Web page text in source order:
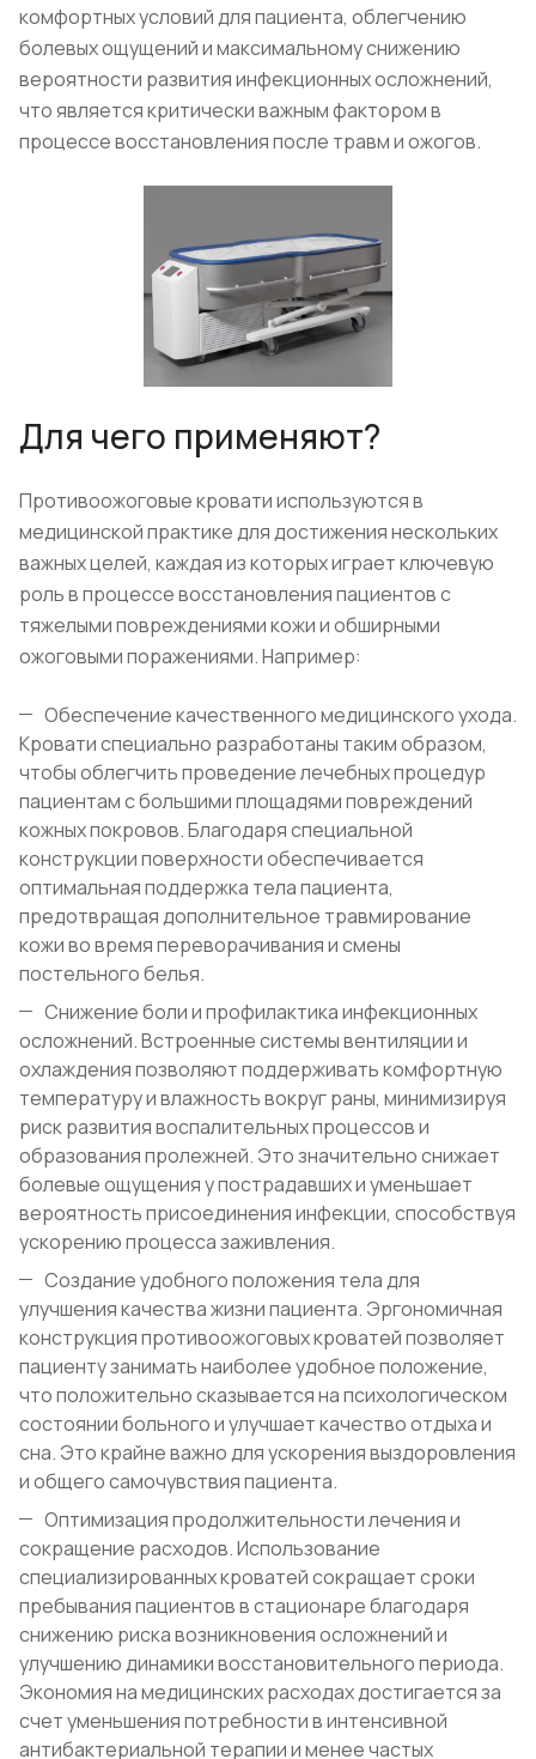
комфортных условий для пациента, облегчению
болевых ощущений и максимальному снижению
вероятности развития инфекционных осложнений,
что является критически важным фактором в
процессе восстановления после травм и ожогов.
Для чего применяют?
Противоожоговые кровати используются в
медицинской практике для достижения нескольких
важных целей, каждая из которых играет ключевую
роль в процессе восстановления пациентов с
тяжелыми повреждениями кожи и обширными
ожоговыми поражениями. Например:
Обеспечение качественного медицинского ухода.
Кровати специально разработаны таким образом,
чтобы облегчить проведение лечебных процедур
пациентам с большими площадями повреждений
кожных покровов. Благодаря специальной
конструкции поверхности обеспечивается
оптимальная поддержка тела пациента,
предотвращая дополнительное травмирование
кожи во время переворачивания и смены
постельного белья.
Снижение боли и профилактика инфекционных
осложнений. Встроенные системы вентиляции и
охлаждения позволяют поддерживать комфортную
температуру и влажность вокруг раны, минимизируя
риск развития воспалительных процессов и
образования пролежней. Это значительно снижает
болевые ощущения у пострадавших и уменьшает
вероятность присоединения инфекции, способствуя
ускорению процесса заживления.
Создание удобного положения тела для
улучшения качества жизни пациента. Эргономичная
конструкция противоожоговых кроватей позволяет
пациенту занимать наиболее удобное положение,
что положительно сказывается на психологическом
состоянии больного и улучшает качество отдыха и
сна. Это крайне важно для ускорения выздоровления
и общего самочувствия пациента.
Оптимизация продолжительности лечения и
сокращение расходов. Использование
специализированных кроватей сокращает сроки
пребывания пациентов в стационаре благодаря
снижению риска возникновения осложнений и
улучшению динамики восстановительного периода.
Экономия на медицинских расходах достигается за
счет уменьшения потребности в интенсивной
антибактериальной терапии и менее частых